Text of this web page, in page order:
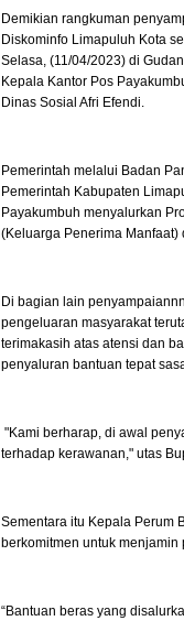
Demikian rangkuman
Diskominfo Limapuluh Kota
Selasa, (11/04/2023) di
Kepala Kantor Pos
Dinas Sosial Afri Efendi.
Pemerintah melalui Badan
Pemerintah Kabupaten
Payakumbuh menyalurkan
(Keluarga Penerima
Di bagian lain
pengeluaran masyarakat
terimakasih atas atensi dan
penyaluran bantuan tepat
"Kami berharap, di awal
terhadap kerawanan," utas
Sementara itu Kepala Perum
berkomitmen untuk
“Bantuan beras yang